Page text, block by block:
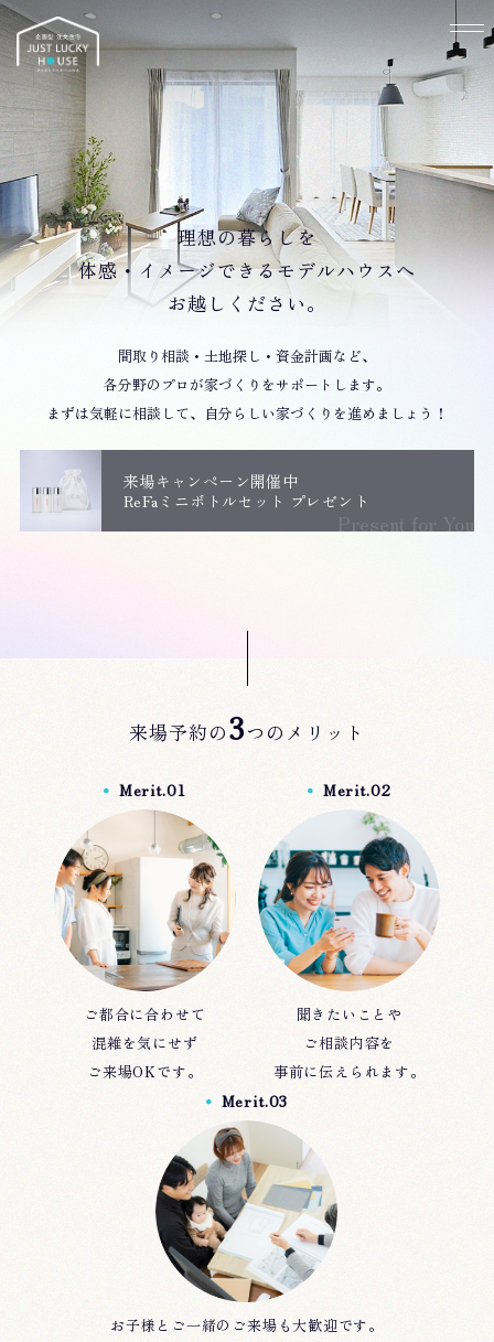
理想の暮らしを
体感・イメージできるモデルハウスへ
お越しください。
間取り相談・土地探し・資金計画など、
各分野のプロが家づくりをサポートします。
まずは気軽に相談して、自分らしい家づくりを進めましょう！
来場キャンペーン開催中
ReFaミニボトルセット プレゼント
Present for You
来場予約の3つのメリット
● Merit.01
ご都合に合わせて
混雑を気にせず
ご来場OKです。
● Merit.02
聞きたいことや
ご相談内容を
事前に伝えられます。
● Merit.03
お子様とご一緒のご来場も大歓迎です。